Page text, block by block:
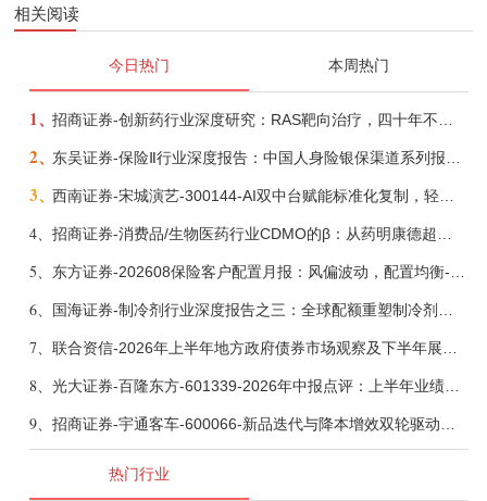
相关阅读
今日热门 本周热门
1、
2、
3、
4、
5、
6、
7、
8、 光大证券-百隆东方-601339-2026年中报点评：上半年业绩表现高增，国内外产能均有亮眼表现-260807
9、
热门行业